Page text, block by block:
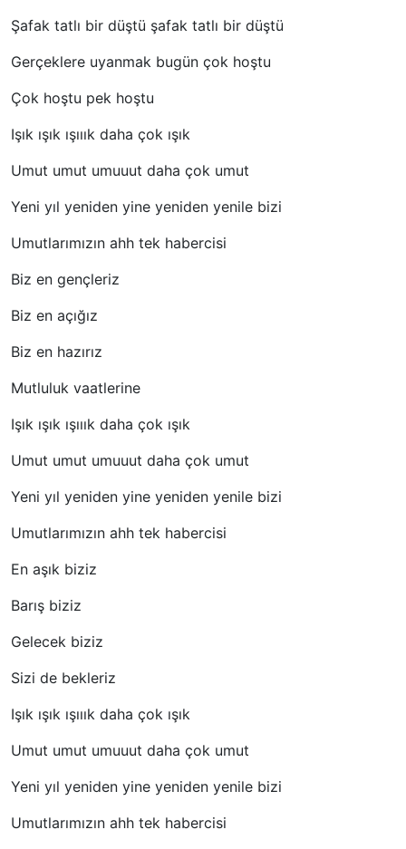
Şafak tatlı bir düştü şafak tatlı bir düştü
Gerçeklere uyanmak bugün çok hoştu
Çok hoştu pek hoştu
Işık ışık ışııık daha çok ışık
Umut umut umuuut daha çok umut
Yeni yıl yeniden yine yeniden yenile bizi
Umutlarımızın ahh tek habercisi
Biz en gençleriz
Biz en açığız
Biz en hazırız
Mutluluk vaatlerine
Işık ışık ışııık daha çok ışık
Umut umut umuuut daha çok umut
Yeni yıl yeniden yine yeniden yenile bizi
Umutlarımızın ahh tek habercisi
En aşık biziz
Barış biziz
Gelecek biziz
Sizi de bekleriz
Işık ışık ışııık daha çok ışık
Umut umut umuuut daha çok umut
Yeni yıl yeniden yine yeniden yenile bizi
Umutlarımızın ahh tek habercisi